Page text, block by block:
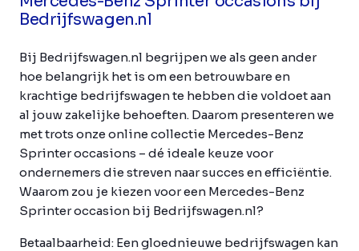
Bedrijfswagen.nl
Bij Bedrijfswagen.nl begrijpen we als geen ander
hoe belangrijk het is om een betrouwbare en
krachtige bedrijfswagen te hebben die voldoet aan
al jouw zakelijke behoeften. Daarom presenteren we
met trots onze online collectie Mercedes-Benz
Sprinter occasions – dé ideale keuze voor
ondernemers die streven naar succes en efficiëntie.
Waarom zou je kiezen voor een Mercedes-Benz
Sprinter occasion bij Bedrijfswagen.nl?
Betaalbaarheid: Een gloednieuwe bedrijfswagen kan